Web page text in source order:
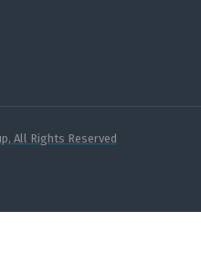
All Rights Reserved